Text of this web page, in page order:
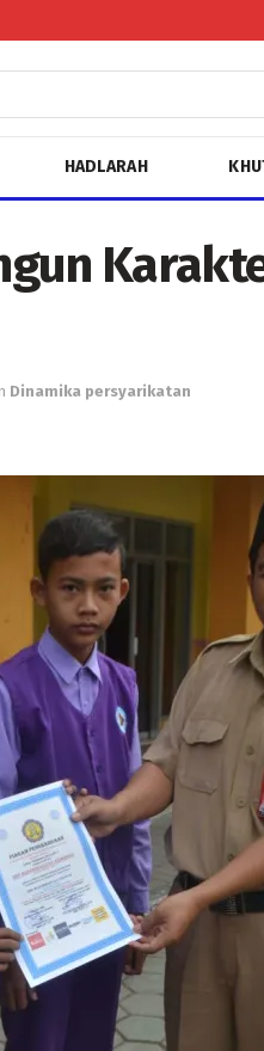
HADLARAH
Dinamika persyarikatan